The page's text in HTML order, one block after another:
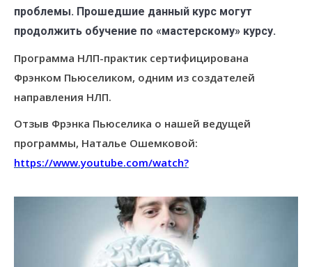
проблемы. Прошедшие данный курс могут
продолжить обучение по «мастерскому» курсу.
Программа НЛП-практик сертифицирована
Фрэнком Пьюселиком, одним из создателей
направления НЛП.
Отзыв Фрэнка Пьюселика о нашей ведущей
программы, Наталье Ошемковой:
https://www.youtube.com/watch?